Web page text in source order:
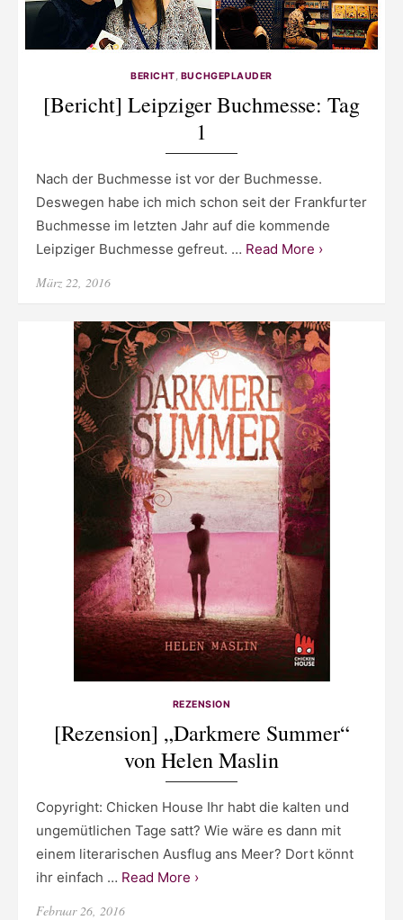
BERICHT, BUCHGEPLAUDER
[Bericht] Leipziger Buchmesse: Tag
1
Nach der Buchmesse ist vor der Buchmesse.
Deswegen habe ich mich schon seit der Frankfurter
Buchmesse im letzten Jahr auf die kommende
Leipziger Buchmesse gefreut. … Read More ›
Posted
März 22, 2016
REZENSION
[Rezension] „Darkmere Summer“
von Helen Maslin
Copyright: Chicken House Ihr habt die kalten und
ungemütlichen Tage satt? Wie wäre es dann mit
einem literarischen Ausflug ans Meer? Dort könnt
ihr einfach … Read More ›
Posted
Februar 26, 2016